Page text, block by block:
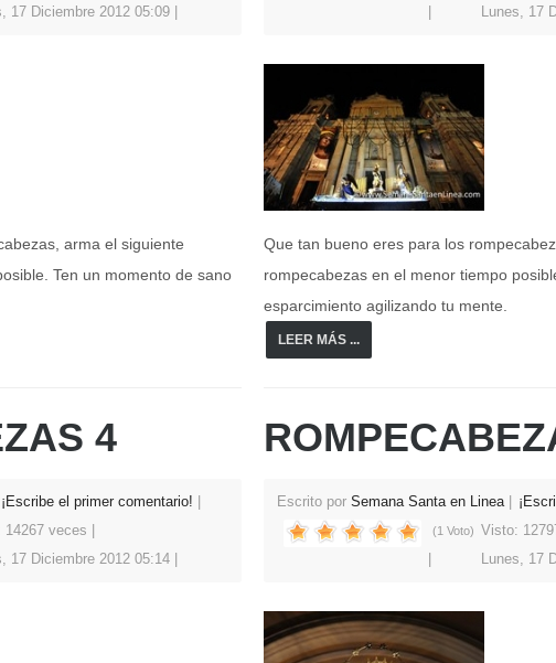
17 Diciembre 2012 05:09
arma el siguiente
Ten un momento de sano
Lunes, 17
Que tan bueno eres para los
rompecabezas en el menor tiempo
esparcimiento agilizando tu mente.
LEER MÁS ...
4
¡Escribe el primer comentario!
14267 veces
17 Diciembre 2012 05:14
Escrito porSemana Santa en Linea
(1 Voto) Visto:
Lunes, 17